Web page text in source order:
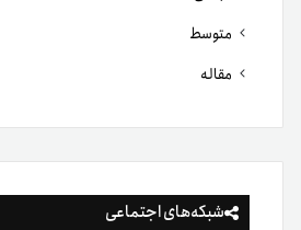
متوسط
مقاله
شبکه‌های اجتماعی